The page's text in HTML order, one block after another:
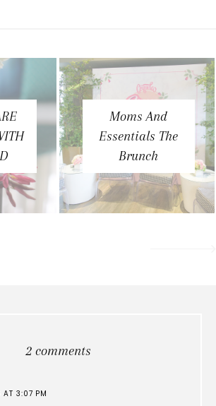
Moms And
Essentials The
Brunch
2 comments
AT 3:07 PM